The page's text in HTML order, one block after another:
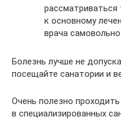
рассматриваться
к основному
врача
Болезнь лучше не
посещайте санатории и
Очень полезно
в специализированных